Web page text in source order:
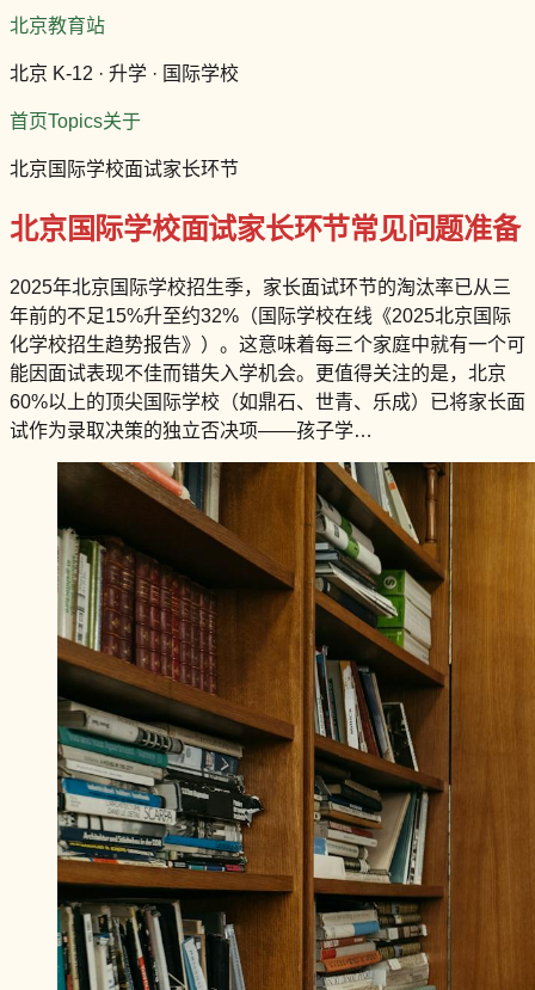
北京教育站
北京 K-12 · 升学 · 国际学校
首页Topics关于
北京国际学校面试家长环节
北京国际学校面试家长环节常见问题准备
2025年北京国际学校招生季，家长面试环节的淘汰率已从三
年前的不足15%升至约32%（国际学校在线《2025北京国际
化学校招生趋势报告》）。这意味着每三个家庭中就有一个可
能因面试表现不佳而错失入学机会。更值得关注的是，北京
60%以上的顶尖国际学校（如鼎石、世青、乐成）已将家长面
试作为录取决策的独立否决项——孩子学…